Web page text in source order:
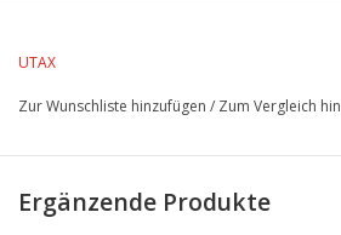
Druckanforderungen. Dieser
herausragende Druckqualität und hohe
Technische Details:
UTAX
Zur Wunschliste hinzufügen / Zum Vergleich
Ergänzende Produkte